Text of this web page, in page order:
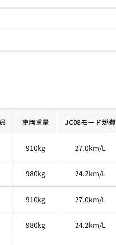
車両重量 JC08モード燃費
910kg 27.0km/L
980kg 24.2km/L
910kg 27.0km/L
980kg 24.2km/L